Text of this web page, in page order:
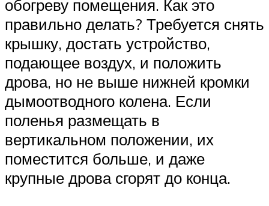
обогреву помещения. Как это
правильно делать? Требуется снять
крышку, достать устройство,
подающее воздух, и положить
дрова, но не выше нижней кромки
дымоотводного колена. Если
поленья размещать в
вертикальном положении, их
поместится больше, и даже
крупные дрова сгорят до конца.